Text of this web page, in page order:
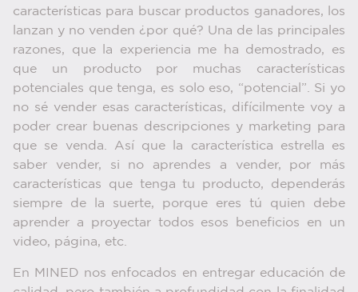
características para buscar productos ganadores, los
lanzan y no venden ¿por qué? Una de las principales
razones, que la experiencia me ha demostrado, es
que un producto por muchas características
potenciales que tenga, es solo eso, “potencial”. Si yo
no sé vender esas características, difícilmente voy a
poder crear buenas descripciones y marketing para
que se venda. Así que la característica estrella es
saber vender, si no aprendes a vender, por más
características que tenga tu producto, dependerás
siempre de la suerte, porque eres tú quien debe
aprender a proyectar todos esos beneficios en un
video, página, etc.
En MINED nos enfocados en entregar educación de